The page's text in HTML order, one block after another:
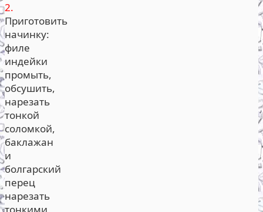
2.
Приготовить
начинку:
филе
индейки
промыть,
обсушить,
нарезать
тонкой
соломкой,
баклажан
и
болгарский
перец
нарезать